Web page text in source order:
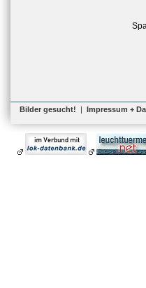
Bilder gesucht! | Impressum +